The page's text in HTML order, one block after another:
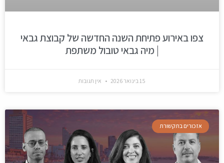
צפו באירוע פתיחת השנה החדשה של קבוצת גבאי
| מיה גבאי טובול משתפת
15 בינואר 2026 אין תגובות
אזכורים בתקשורת